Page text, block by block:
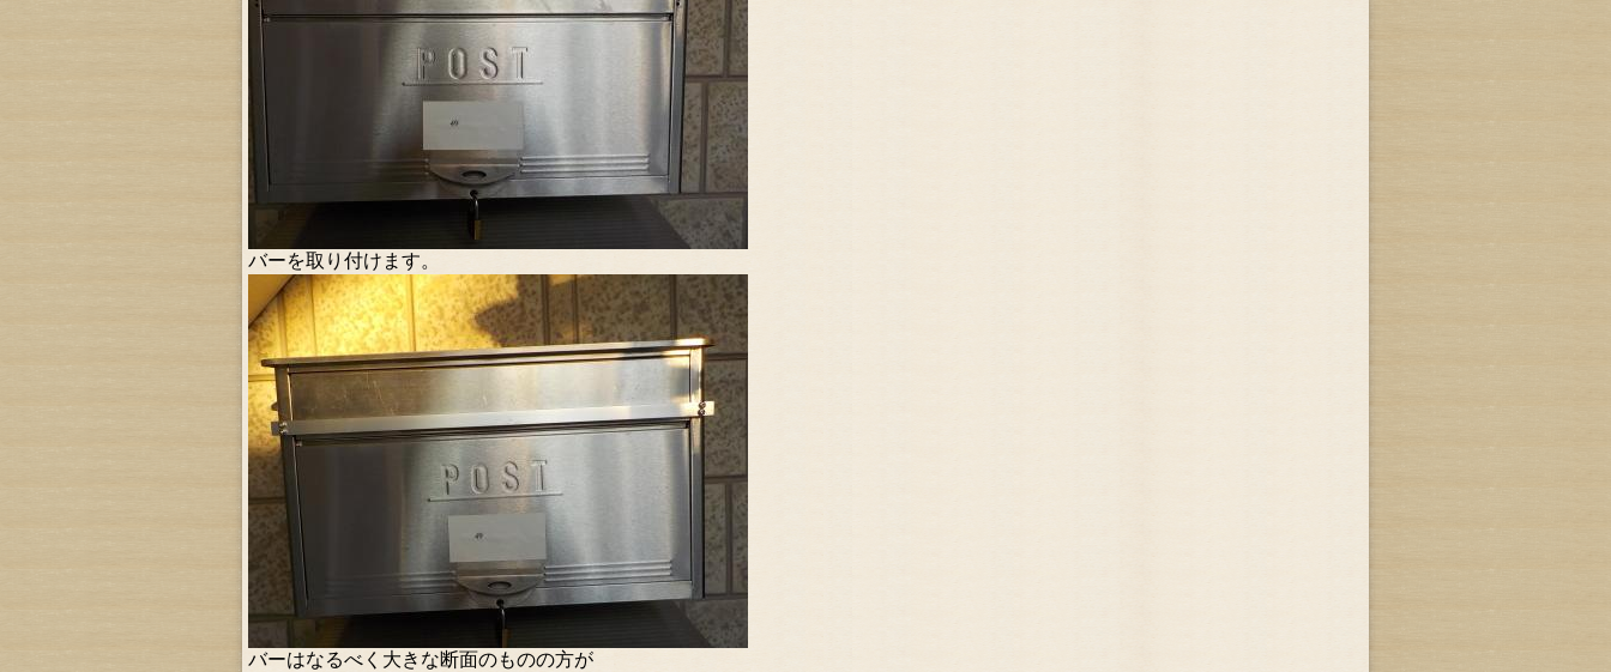
バーを取り付けます。
バーはなるべく大きな断面のものの方が